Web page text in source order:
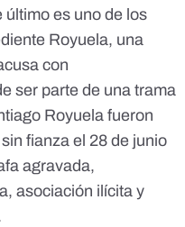
último es uno de los
Royuela, una
con
ser parte de una trama
Royuela fueron
fianza el 28 de junio
agravada,
asociación ilícita y